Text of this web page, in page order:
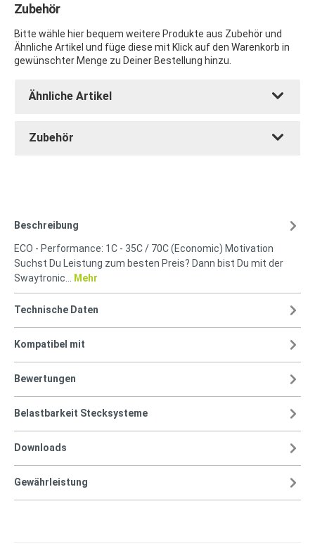
Zubehör
Bitte wähle hier bequem weitere Produkte aus Zubehör und
Ähnliche Artikel und füge diese mit Klick auf den Warenkorb in
gewünschter Menge zu Deiner Bestellung hinzu.
Ähnliche Artikel
Zubehör
Beschreibung
ECO - Performance: 1C - 35C / 70C (Economic) Motivation
Suchst Du Leistung zum besten Preis? Dann bist Du mit der
Swaytronic… Mehr
Technische Daten
Kompatibel mit
Bewertungen
Belastbarkeit Stecksysteme
Downloads
Gewährleistung